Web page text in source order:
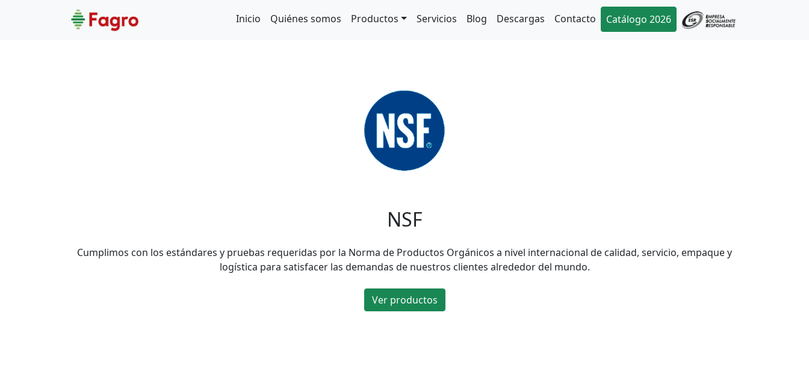
Inicio Quiénes somos Productos Servicios Blog Descargas Contacto Catálogo 2026
NSF
Cumplimos con los estándares y pruebas requeridas por la Norma de Productos Orgánicos a nivel internacional de calidad, servicio, empaque y
logística para satisfacer las demandas de nuestros clientes alrededor del mundo.
Ver productos